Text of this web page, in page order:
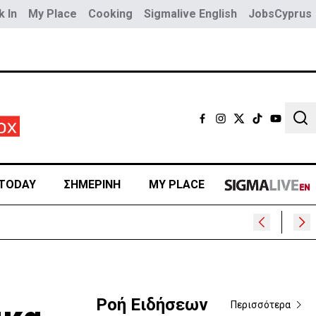
In My Place Cooking Sigmalive English JobsCyprus
ΣΗΜΕΡΙΝΗ MY PLACE
Ροή Ειδήσεων Περισσότερα